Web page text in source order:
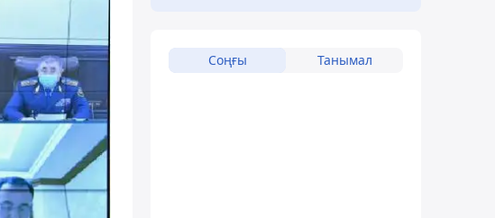
Соңғы Танымал